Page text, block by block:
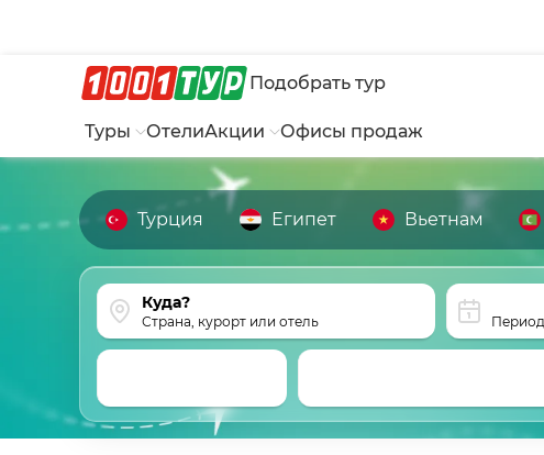
Подобрать тур
Туры ОтелиАкции Офисы продаж
Турция Египет Вьетнам
Страна, курорт или отель